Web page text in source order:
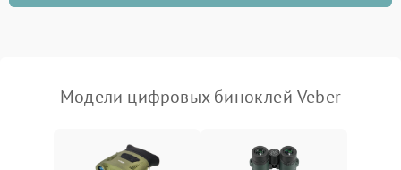
Модели цифровых биноклей Veber